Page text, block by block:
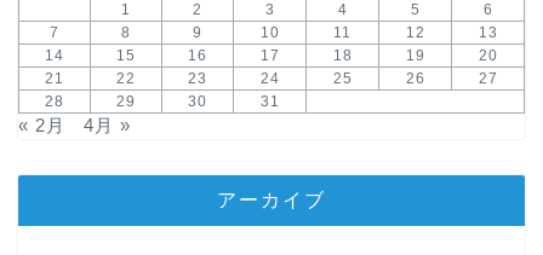
1
2 3 4 5
6
7
8 9 10 11 12
13
14
15 16 17 18 19
20
21
22 23 24 25 26
27
28
29 30 31
« 2月 4月 »
アーカイブ